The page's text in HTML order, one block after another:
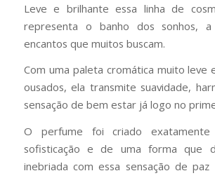
Leve e brilhante essa linha de
representa o banho dos sonhos,
encantos que muitos buscam.
Com uma paleta cromática muito leve
ousados, ela transmite suavidade,
sensação de bem estar já logo no
O perfume foi criado exatamente
sofisticação e de uma forma que
inebriada com essa sensação de